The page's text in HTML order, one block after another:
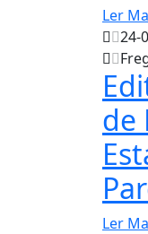
Ler
24-
de
Ler